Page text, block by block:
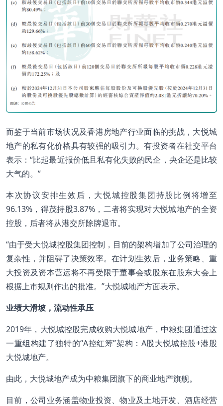
而鉴于当前市场状况及香港房地产行业面临的挑战，大悦城
地产的私有化价格具有较强的吸引力。有投资者在社交平台
表示：“比起最近报价低且私有化失败的民企，央企还是比较
大气的。”
本次协议安排生效后，大悦城控股集团持股比例将增至
96.13%，得茂持股3.87%，二者将实现对大悦城地产的全资
控股，后者将从港交所除牌退市。
“由于受大悦城控股集团控制，目前的架构增加了公司治理的
复杂性，并阻碍了决策效率。在计划生效后，业务策略、重
大投资及资本营运将不再受限于董事会或股东在股东大会上
根据上市规则作出的批准。”大悦城地产方面表示。
业绩大滑坡，流动性承压
2019年，大悦城控股完成收购大悦城地产，中粮集团通过这
一重组构建了独特的“A控红筹”架构：A股大悦城控股+港股
大悦城地产。
由此，大悦城地产成为中粮集团旗下的商业地产旗舰。
目前，公司业务涵盖物业投资、物业及土地开发、酒店经营